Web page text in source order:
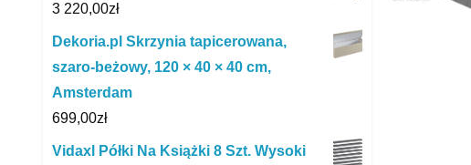
3 220,00zł
Dekoria.pl Skrzynia tapicerowana,
szaro-beżowy, 120 × 40 × 40 cm,
Amsterdam
699,00zł
Vidaxl Półki Na Książki 8 Szt. Wysoki